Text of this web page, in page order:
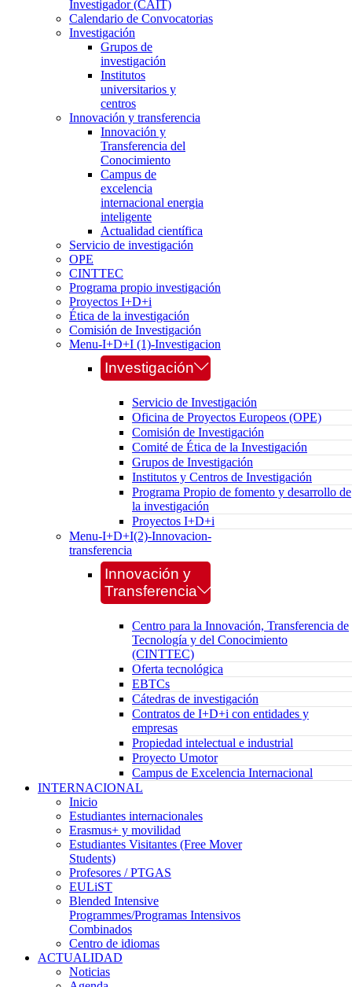
Investigador (CAIT)
Calendario de Convocatorias
Investigación
Grupos de
investigación
Institutos
universitarios y
centros
Innovación y transferencia
Innovación y
Transferencia del
Conocimiento
Campus de
excelencia
internacional energia
inteligente
Actualidad científica
Servicio de investigación
OPE
CINTTEC
Programa propio investigación
Proyectos I+D+i
Ética de la investigación
Comisión de Investigación
Menu-I+D+I (1)-Investigacion
Investigación
Servicio de Investigación
Oficina de Proyectos Europeos (OPE)
Comisión de Investigación
Comité de Ética de la Investigación
Grupos de Investigación
Institutos y Centros de Investigación
Programa Propio de fomento y desarrollo de
la investigación
Proyectos I+D+i
Menu-I+D+I(2)-Innovacion-
transferencia
Innovación y
Transferencia
Centro para la Innovación, Transferencia de
Tecnología y del Conocimiento
(CINTTEC)
Oferta tecnológica
EBTCs
Cátedras de investigación
Contratos de I+D+i con entidades y
empresas
Propiedad intelectual e industrial
Proyecto Umotor
Campus de Excelencia Internacional
INTERNACIONAL
Inicio
Estudiantes internacionales
Erasmus+ y movilidad
Estudiantes Visitantes (Free Mover
Students)
Profesores / PTGAS
EULiST
Blended Intensive
Programmes/Programas Intensivos
Combinados
Centro de idiomas
ACTUALIDAD
Noticias